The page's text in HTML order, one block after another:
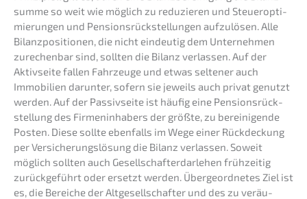
sum­me so weit wie möglich zu reduzie­ren und Steuer­op­ti­
mie­run­gen und Pensi­ons­rück­stel­lun­gen aufzu­lö­sen. Alle
Bilanz­po­si­tio­nen, die nicht eindeu­tig dem Unter­neh­men
zurechen­bar sind, sollten die Bilanz verlas­sen. Auf der
Aktiv­sei­te fallen Fahrzeu­ge und etwas selte­ner auch
Immobi­li­en darun­ter, sofern sie jeweils auch privat genutzt
werden. Auf der Passiv­sei­te ist häufig eine Pensi­ons­rück­
stel­lung des Firmen­in­ha­bers der größte, zu berei­ni­gen­de
Posten. Diese sollte ebenfalls im Wege einer Rückde­ckung
per Versi­che­rungs­lö­sung die Bilanz verlas­sen. Soweit
möglich sollten auch Gesell­schaf­ter­dar­le­hen frühzei­tig
zurück­ge­führt oder ersetzt werden. Überge­ord­ne­tes Ziel ist
es, die Berei­che der Altge­sell­schaf­ter und des zu veräu­